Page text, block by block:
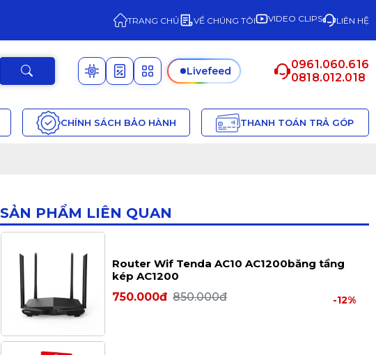
TRANG CHỦ VỀ CHÚNG TÔI VIDEO CLIPS LIÊN HỆ
Livefeed
0961.060.616
0818.012.018
CHÍNH SÁCH BẢO HÀNH THANH TOÁN TRẢ GÓP
SẢN PHẨM LIÊN QUAN
Router Wif Tenda AC10 AC1200băng tầng
kép AC1200
750.000đ 850.000đ -12%